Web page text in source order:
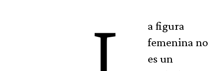
a figura
femenina no
es un